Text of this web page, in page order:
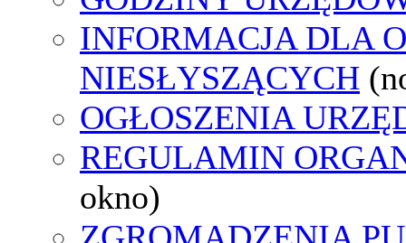
INFORMACJA DLA
NIESŁYSZĄCYCH
OGŁOSZENIA
REGULAMIN
okno)